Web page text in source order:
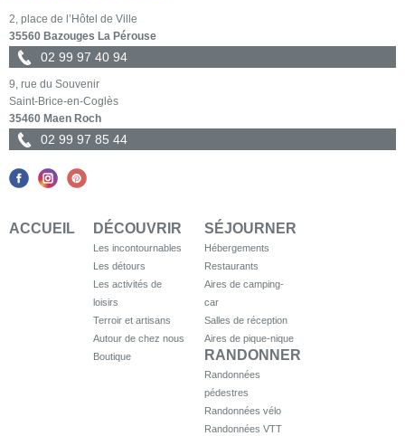
2, place de l’Hôtel de Ville
35560 Bazouges La Pérouse
02 99 97 40 94
9, rue du Souvenir
Saint-Brice-en-Coglès
35460 Maen Roch
02 99 97 85 44
ACCUEIL DÉCOUVRIR
Les incontournables
Les détours
Les activités de
loisirs
Terroir et artisans
Autour de chez nous
Boutique
SÉJOURNER
Hébergements
Restaurants
Aires de camping-
car
Salles de réception
Aires de pique-nique
RANDONNER
Randonnées
pédestres
Randonnées vélo
Randonnées VTT